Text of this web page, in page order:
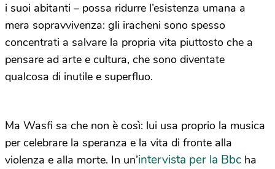
i suoi abitanti – possa ridurre l’esistenza umana a
mera sopravvivenza: gli iracheni sono spesso
concentrati a salvare la propria vita piuttosto che a
pensare ad arte e cultura, che sono diventate
qualcosa di inutile e superfluo.
Ma Wasfi sa che non è così: lui usa proprio la musica
per celebrare la speranza e la vita di fronte alla
violenza e alla morte. In un’intervista per la Bbc ha